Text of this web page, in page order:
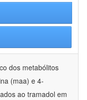
dos metabólitos
(maa) e 4-
ao tramadol em